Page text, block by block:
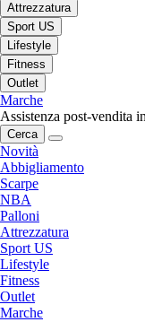
Attrezzatura
Sport US
Lifestyle
Fitness
Outlet
Marche
Assistenza post-vendita
Cerca
Novità
Abbigliamento
Scarpe
NBA
Palloni
Attrezzatura
Sport US
Lifestyle
Fitness
Outlet
Marche